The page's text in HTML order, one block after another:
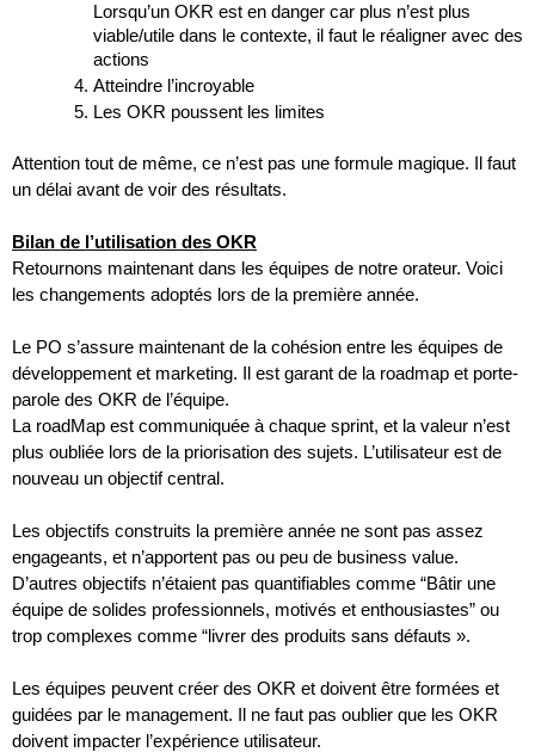
Lorsqu’un OKR est en danger car plus n’est plus
viable/utile dans le contexte, il faut le réaligner avec des
actions
Atteindre l’incroyable
Les OKR poussent les limites
Attention tout de même, ce n’est pas une formule magique. Il faut
un délai avant de voir des résultats.
Bilan de l’utilisation des OKR
Retournons maintenant dans les équipes de notre orateur. Voici
les changements adoptés lors de la première année.
Le PO s’assure maintenant de la cohésion entre les équipes de
développement et marketing. Il est garant de la roadmap et porte-
parole des OKR de l’équipe.
La roadMap est communiquée à chaque sprint, et la valeur n’est
plus oubliée lors de la priorisation des sujets. L’utilisateur est de
nouveau un objectif central.
Les objectifs construits la première année ne sont pas assez
engageants, et n’apportent pas ou peu de business value.
D’autres objectifs n’étaient pas quantifiables comme “Bâtir une
équipe de solides professionnels, motivés et enthousiastes” ou
trop complexes comme “livrer des produits sans défauts ».
Les équipes peuvent créer des OKR et doivent être formées et
guidées par le management. Il ne faut pas oublier que les OKR
doivent impacter l’expérience utilisateur.